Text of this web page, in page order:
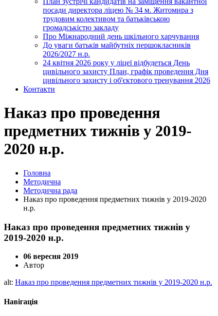
посади директора ліцею № 34 м. Житомира з
трудовим колективом та батьківською
громадськістю закладу
Про Міжнародний день шкільного харчування
До уваги батьків майбутніх першокласників
2026/2027 н.р.
24 квітня 2026 року у ліцеї відбудеться День
цивільного захисту План, графік проведення Дня
цивільного захисту і об'єктового тренування 2026
Контакти
Наказ про проведення
предметних тижнів у 2019-
2020 н.р.
Головна
Методична
Методична рада
Наказ про проведення предметних тижнів у 2019-2020
н.р.
Наказ про проведення предметних тижнів у
2019-2020 н.р.
06 вересня 2019
Автор
alt: Наказ про проведення предметних тижнів у 2019-2020 н.р.
Навігація